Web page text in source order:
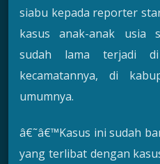
siabu kepada reporter
kasus anak-anak usia
sudah lama terjadi
kecamatannya, di
umumnya.
â€˜â€™Kasus ini sudah
yang terlibat dengan